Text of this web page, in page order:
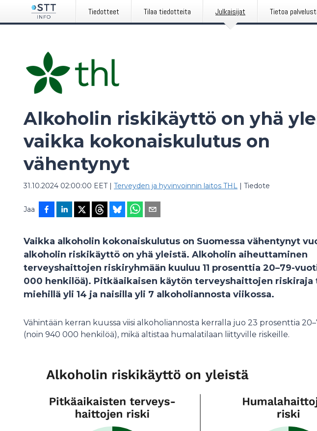
Tiedotteet Tilaa tiedotteita Julkaisijat Tietoa
Alkoholin riskikäyttö on yhä
vaikka kokonaiskulutus on
vähentynyt
31.10.2024 02:00:00 EET| Terveyden ja hyvinvoinnin laitos THL | Tiedote
Jaa
Vaikka alkoholin kokonaiskulutus on Suomessa vähentynyt
alkoholin riskikäyttö on yhä yleistä. Alkoholin aiheuttaminen
terveyshaittojen riskiryhmään kuuluu 11 prosenttia 20–79-
000 henkilöä). Pitkäaikaisen käytön terveyshaittojen riskiraja
miehillä yli 14 ja naisilla yli 7 alkoholiannosta viikossa.
Vähintään kerran kuussa viisi alkoholiannosta kerralla juo 23 prosenttia
(noin 940 000 henkilöä), mikä altistaa humalatilaan liittyville riskeille.